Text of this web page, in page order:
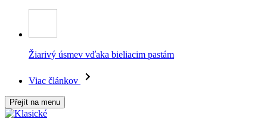
Žiarivý úsmev vďaka bieliacim pastám
Viac článkov
Přejít na menu